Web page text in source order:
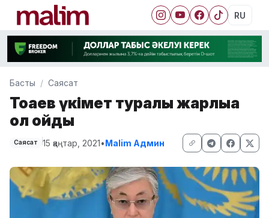
RU
Басты Саясат
Тоқаев үкімет туралы жарлыққа
қол қойды
Саясат 15 қаңтар, 2021•Malim Админ